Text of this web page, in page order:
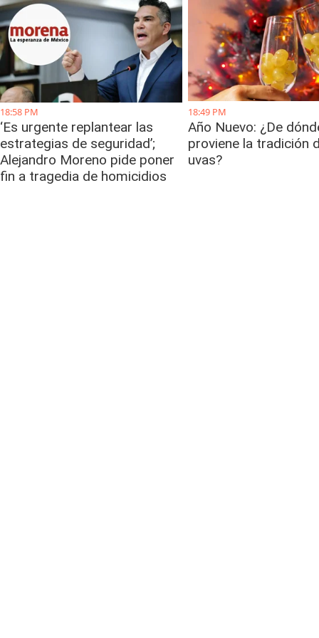
18:58 PM
‘Es urgente replantear las
estrategias de seguridad’;
Alejandro Moreno pide poner
fin a tragedia de homicidios
18:49 PM
Año Nuevo: ¿De
proviene la tradición
uvas?